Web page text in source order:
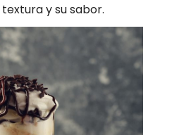
textura y su sabor.